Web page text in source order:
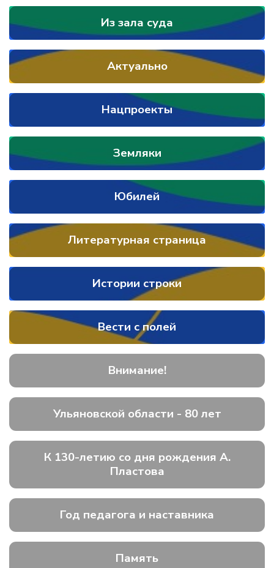
Из зала суда
Актуально
Нацпроекты
Земляки
Юбилей
Литературная страница
Истории строки
Вести с полей
Внимание!
Ульяновской области - 80 лет
К 130-летию со дня рождения А.
Пластова
Год педагога и наставника
Память